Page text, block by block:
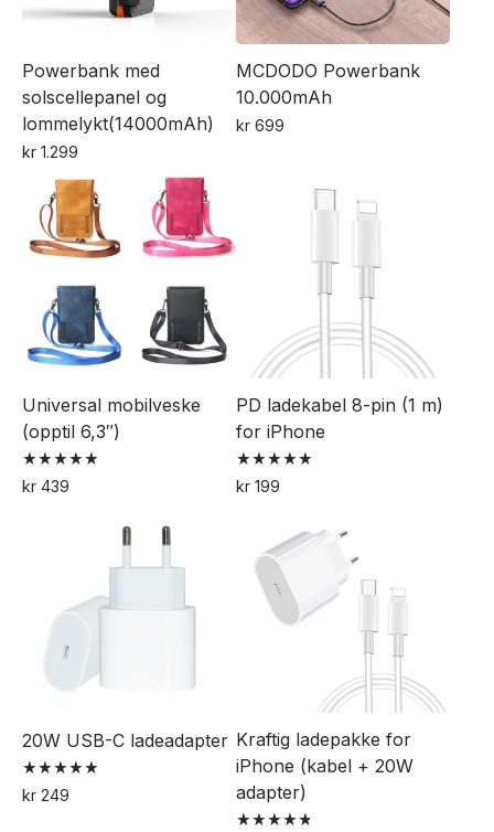
kan
på
produktsiden
velges
produktsiden
Powerbank med
solscellepanel og
lommelykt(14000mAh)
kr 1.299
MCDODO Powerbank
10.000mAh
kr 699
flere
Alternativene
velges
produktsiden
Universal mobilveske
(opptil 6,3″)
Vurdert
5.00
kr 439
Alternativene
på
produktsiden
PD ladekabel 8-pin (1 m)
for iPhone
Vurdert
5.00
kr 199
20W USB-C ladeadapter
Vurdert
5.00
kr 249
Kraftig ladepakke for
iPhone (kabel + 20W
adapter)